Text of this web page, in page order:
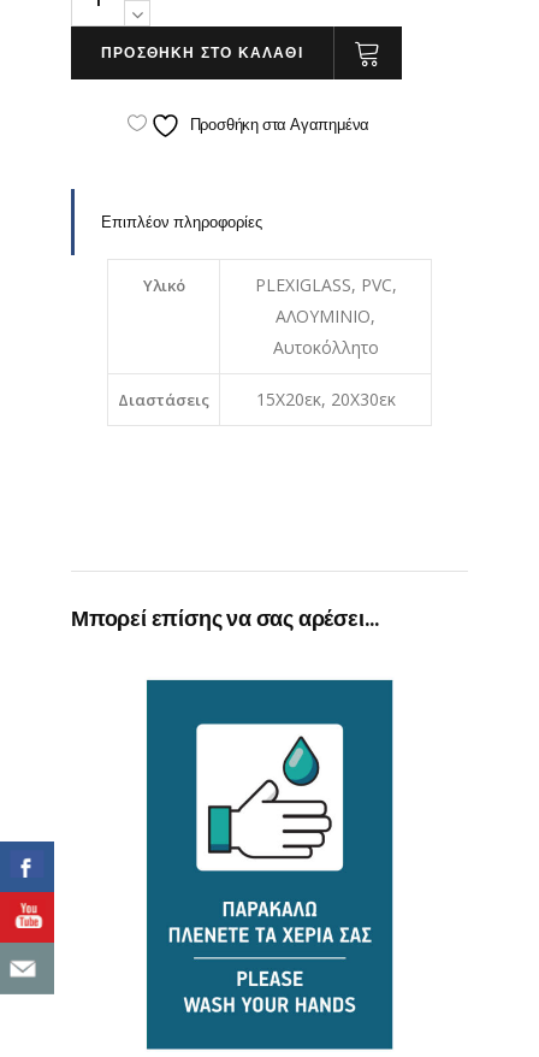
Toilet
ΠΡΟΣΘΗΚΗ ΣΤΟ ΚΑΛΑΘΙ
Προσθήκη στα Αγαπημένα
Επιπλέον πληροφορίες
Υλικό
PLEXIGLASS, PVC,
ΑΛΟΥΜΙΝΙΟ,
Αυτοκόλλητο
Διαστάσεις 15Χ20εκ, 20X30εκ
Μπορεί επίσης να σας αρέσει…